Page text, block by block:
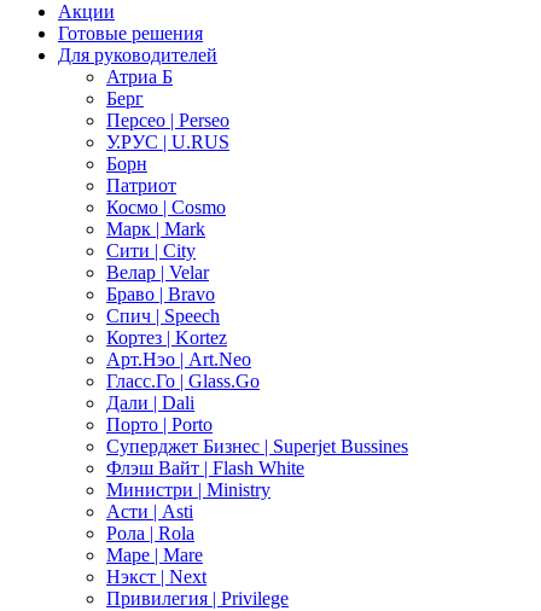
Акции
Готовые решения
Для руководителей
Атриа Б
Берг
Персео | Perseo
У.РУС | U.RUS
Борн
Патриот
Космо | Cosmo
Марк | Mark
Сити | City
Велар | Velar
Браво | Bravo
Спич | Speech
Кортез | Kortez
Арт.Нэо | Art.Neo
Гласс.Го | Glass.Go
Дали | Dali
Порто | Porto
Суперджет Бизнес | Superjet Bussines
Флэш Вайт | Flash White
Министри | Ministry
Асти | Asti
Рола | Rola
Маре | Mare
Нэкст | Next
Привилегия | Privilege